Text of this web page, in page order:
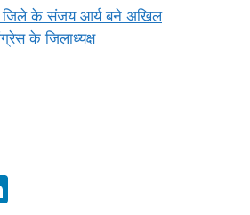
जिले के संजय आर्य बने अखिल
के जिलाध्यक्ष